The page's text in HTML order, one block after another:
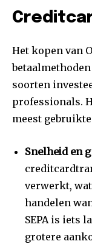
Het kopen van
soorten
professionals.
meest
Snelheid en
verwerkt,
handelen
SEPA is iets
grotere